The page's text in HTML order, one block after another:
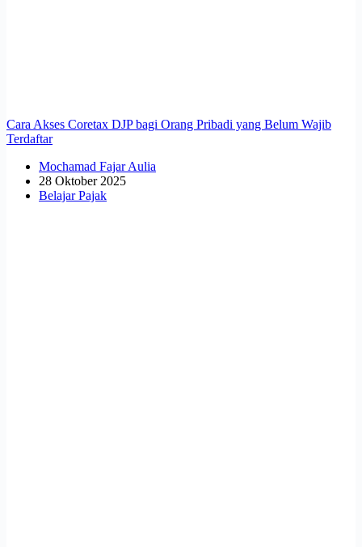
Cara Akses Coretax DJP bagi Orang Pribadi yang Belum Wajib
Terdaftar
Mochamad Fajar Aulia
28 Oktober 2025
Belajar Pajak